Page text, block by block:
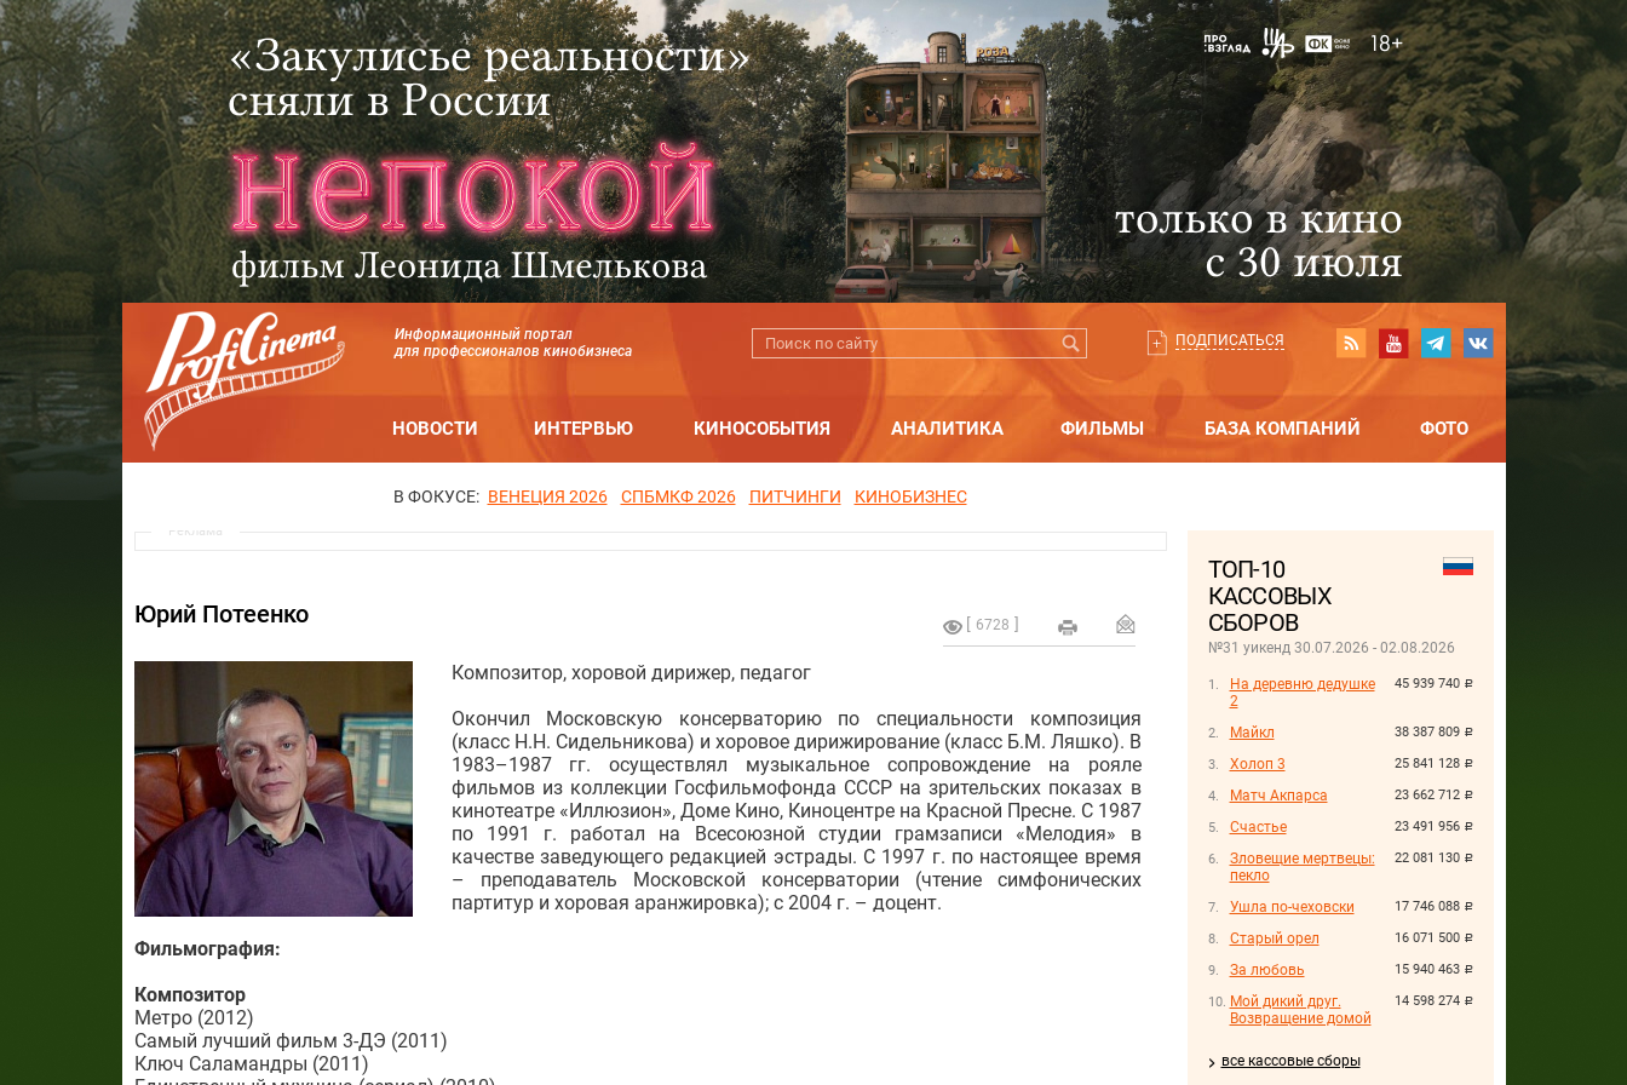
Информационный портал
для профессионалов кинобизнеса
ПОДПИСАТЬСЯ
НОВОСТИ ИНТЕРВЬЮ КИНОСОБЫТИЯ АНАЛИТИКА ФИЛЬМЫ БАЗА КОМПАНИЙ ФОТО
В ФОКУСЕ: ВЕНЕЦИЯ 2026 СПБМКФ 2026 ПИТЧИНГИ КИНОБИЗНЕС
ТОП-10
КАССОВЫХ
СБОРОВ
№31 уикенд 30.07.2026 - 02.08.2026
45 939 740 руб.
На деревню дедушке
2
38 387 809 руб.
Майкл
25 841 128 руб.
Холоп 3
23 662 712 руб.
Матч Акпарса
23 491 956 руб.
Счастье
22 081 130 руб.
Зловещие мертвецы:
пекло
17 746 088 руб.
Ушла по-чеховски
16 071 500 руб.
Старый орел
15 940 463 руб.
За любовь
14 598 274 руб.
Мой дикий друг.
Возвращение домой
все кассовые сборы
Реклама
6728
Юрий Потеенко
Композитор, хоровой дирижер, педагог
Окончил Московскую консерваторию по специальности композиция
(класс Н.Н. Сидельникова) и хоровое дирижирование (класс Б.М. Ляшко). В
1983–1987 гг. осуществлял музыкальное сопровождение на рояле
фильмов из коллекции Госфильмофонда СССР на зрительских показах в
кинотеатре «Иллюзион», Доме Кино, Киноцентре на Красной Пресне. С 1987
по 1991 г. работал на Всесоюзной студии грамзаписи «Мелодия» в
качестве заведующего редакцией эстрады. С 1997 г. по настоящее время
– преподаватель Московской консерватории (чтение симфонических
партитур и хоровая аранжировка); с 2004 г. – доцент.
Фильмография:
Композитор
Метро (2012)
Самый лучший фильм 3-ДЭ (2011)
Ключ Саламандры (2011)